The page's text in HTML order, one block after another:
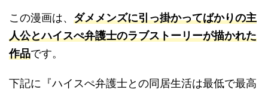
この漫画は、 ダメメンズに引っ掛かってばかりの主
人公とハイスぺ弁護士のラブストーリーが描かれた
作品です。
下記に『ハイスぺ弁護士との同居生活は最低で最高